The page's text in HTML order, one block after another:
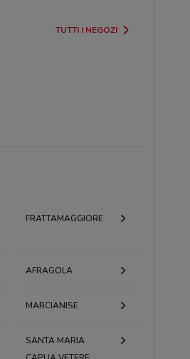
TUTTI I NEGOZI
FRATTAMAGGIORE
AFRAGOLA
MARCIANISE
SANTA MARIA